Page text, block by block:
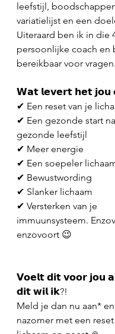
leefstijl,
variatielijst en een
Uiteraard ben ik in die
persoonlijke coach en
bereikbaar voor vragen.
𝗪𝗮𝘁 𝗹𝗲𝘃𝗲𝗿𝘁 𝗵𝗲𝘁 𝗷𝗼𝘂
✔︎ Een reset van je
✔︎ Een gezonde start
gezonde leefstijl
✔︎ Meer energie
✔︎ Een soepeler
✔︎ Bewustwording
✔︎ Slanker lichaam
✔︎ Versterken van je
immuunsysteem.
enzovoort 😉
𝗩𝗼𝗲𝗹𝘁 𝗱𝗶𝘁 𝘃𝗼𝗼𝗿 𝗷𝗼𝘂
𝗱𝗶𝘁 𝘄𝗶𝗹 𝗶𝗸?!
Meld je dan nu aan*
nazomer met een